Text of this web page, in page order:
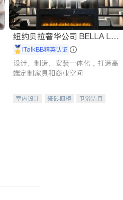
纽约贝拉奢华公司 BELLA LUX
E iTalkBB精英认证
设计、制造、安装一体化，打造高
端定制家具和商业空间
室内设计 瓷砖橱柜
卫浴洁具